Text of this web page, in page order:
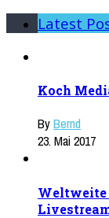
Latest
Koch
ByBernd
23. Mai 2017
Weltweite